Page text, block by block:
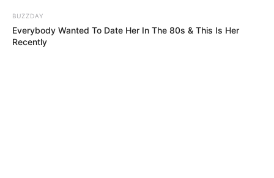
BUZZDAY
Everybody Wanted To Date Her In The 80s & This Is Her
Recently